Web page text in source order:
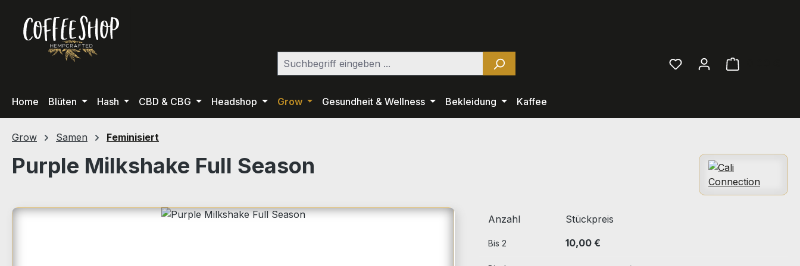
Hauptinhalt springen
Zur Suche springen
Zur Hauptnavigation springen
Home Blüten Hash CBD & CBG Headshop Grow Gesundheit & Wellness Bekleidung Kaffee
Grow Samen Feminisiert
Purple Milkshake Full Season
Bildergalerie überspringen Anzahl Stückpreis
Bis 2 10,00 €